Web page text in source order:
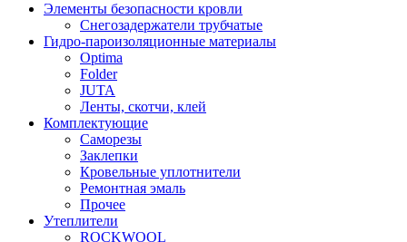
Элементы безопасности кровли
Снегозадержатели трубчатые
Гидро-пароизоляционные материалы
Optima
Folder
JUTA
Ленты, скотчи, клей
Комплектующие
Саморезы
Заклепки
Кровельные уплотнители
Ремонтная эмаль
Прочее
Утеплители
ROCKWOOL